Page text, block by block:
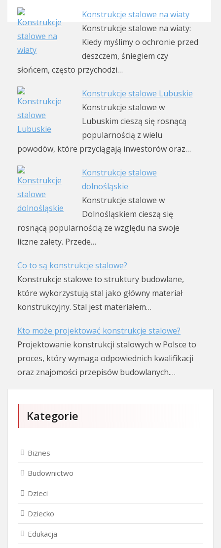
Konstrukcje stalowe na wiaty
Konstrukcje stalowe na wiaty:
Kiedy myślimy o ochronie przed
deszczem, śniegiem czy
słońcem, często przychodzi…
Konstrukcje stalowe Lubuskie
Konstrukcje stalowe w
Lubuskim cieszą się rosnącą
popularnością z wielu
powodów, które przyciągają inwestorów oraz…
Konstrukcje stalowe
dolnośląskie
Konstrukcje stalowe w
Dolnośląskiem cieszą się
rosnącą popularnością ze względu na swoje
liczne zalety. Przede…
Co to są konstrukcje stalowe?
Konstrukcje stalowe to struktury budowlane,
które wykorzystują stal jako główny materiał
konstrukcyjny. Stal jest materiałem…
Kto może projektować konstrukcje stalowe?
Projektowanie konstrukcji stalowych w Polsce to
proces, który wymaga odpowiednich kwalifikacji
oraz znajomości przepisów budowlanych.…
Kategorie
Biznes
Budownictwo
Dzieci
Dziecko
Edukacja